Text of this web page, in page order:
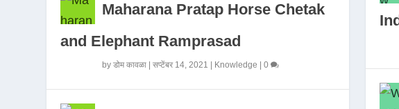
Maharana Pratap Horse Chetak
and Elephant Ramprasad
byडोम कावळा |सप्टेंबर 14, 2021 Knowledge |0